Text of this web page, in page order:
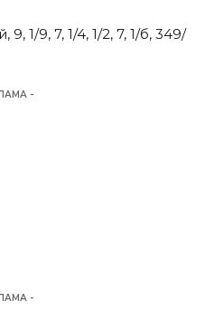
1/9, 7, 1/4, 1/2, 7, 1/б, 349/
-
-